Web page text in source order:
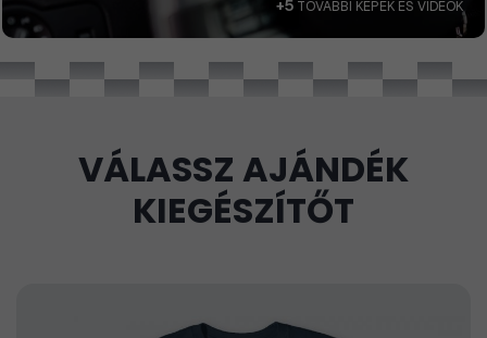
+5 TOVÁBBI KÉPEK ÉS VIDEÓK
VÁLASSZ AJÁNDÉK
KIEGÉSZÍTŐT